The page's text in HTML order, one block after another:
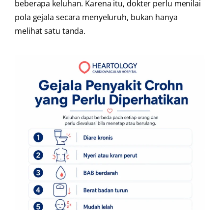
beberapa keluhan. Karena itu, dokter perlu menilai
pola gejala secara menyeluruh, bukan hanya
melihat satu tanda.